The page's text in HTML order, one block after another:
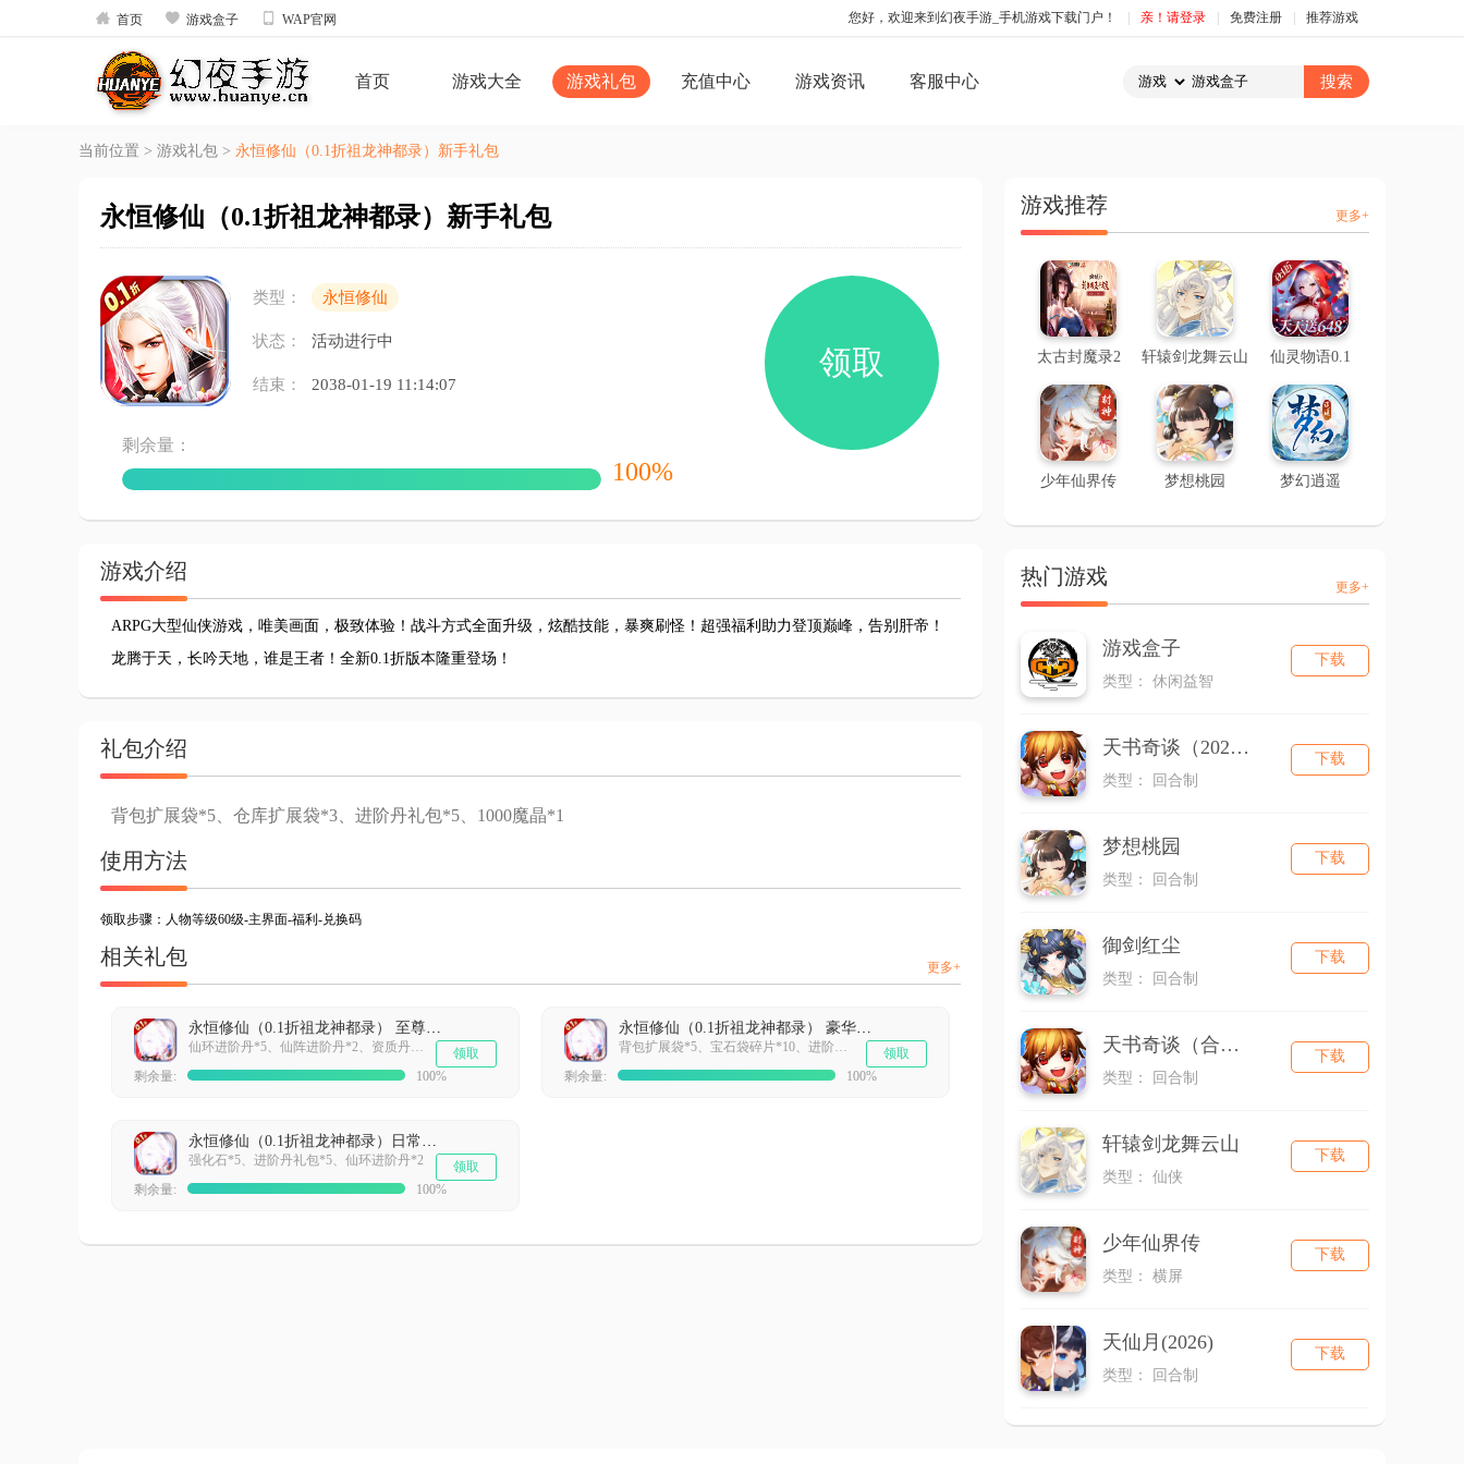
 首页  游戏盒子  WAP官网 您好，欢迎来到幻夜手游_手机游戏下载门户！ 亲！请登录 免费注册 推荐游戏
首页 游戏大全 游戏礼包 充值中心 游戏资讯 客服中心
当前位置 > 游戏礼包 > 永恒修仙（0.1折祖龙神都录）新手礼包
永恒修仙（0.1折祖龙神都录）新手礼包
类型： 永恒修仙
状态： 活动进行中
结束： 2038-01-19 11:14:07
剩余量：
100%
领取
游戏介绍
ARPG大型仙侠游戏，唯美画面，极致体验！战斗方式全面升级，炫酷技能，暴爽刷怪！超强福利助力登顶巅峰，告别肝帝！
龙腾于天，长吟天地，谁是王者！全新0.1折版本隆重登场！
礼包介绍
背包扩展袋*5、仓库扩展袋*3、进阶丹礼包*5、1000魔晶*1
使用方法
领取步骤：人物等级60级-主界面-福利-兑换码
相关礼包 更多+
永恒修仙（0.1折祖龙神都录） 至尊礼包
仙环进阶丹*5、仙阵进阶丹*2、资质丹礼包*2、100绑定元宝*1、99朵玫瑰
剩余量:
100%
领取
永恒修仙（0.1折祖龙神都录） 豪华礼包
背包扩展袋*5、宝石袋碎片*10、进阶丹礼包*15、5000魔晶*1
剩余量:
100%
领取
永恒修仙（0.1折祖龙神都录）日常礼包
强化石*5、进阶丹礼包*5、仙环进阶丹*2
剩余量:
100%
领取
游戏推荐 更多+
太古封魔录2 轩辕剑龙舞云山 仙灵物语0.1
少年仙界传 梦想桃园 梦幻逍遥
热门游戏 更多+
游戏盒子
类型： 休闲益智
下载
天书奇谈（2026）
类型： 回合制
下载
梦想桃园
类型： 回合制
下载
御剑红尘
类型： 回合制
下载
天书奇谈（合宠版）
类型： 回合制
下载
轩辕剑龙舞云山
类型： 仙侠
下载
少年仙界传
类型： 横屏
下载
天仙月(2026)
类型： 回合制
下载